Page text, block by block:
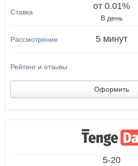
от 0.01%
В день
5 минут
Оформить
5-20